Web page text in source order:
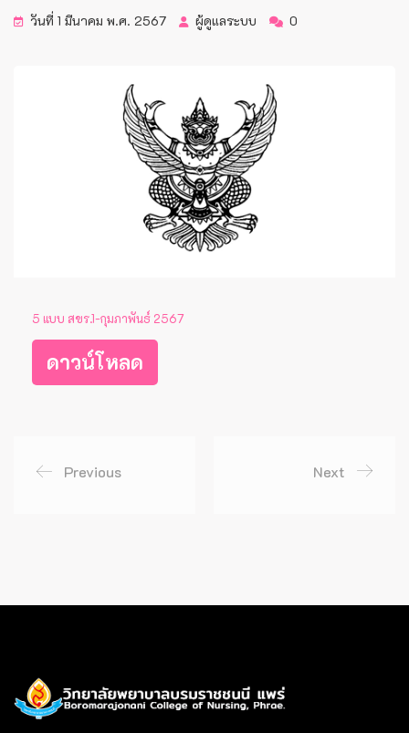
วันที่ 1 มีนาคม พ.ศ. 2567 ผู้ดูแลระบบ 0
5 แบบ สขร.1-กุมภาพันธ์ 2567
ดาวน์โหลด
Previous Next